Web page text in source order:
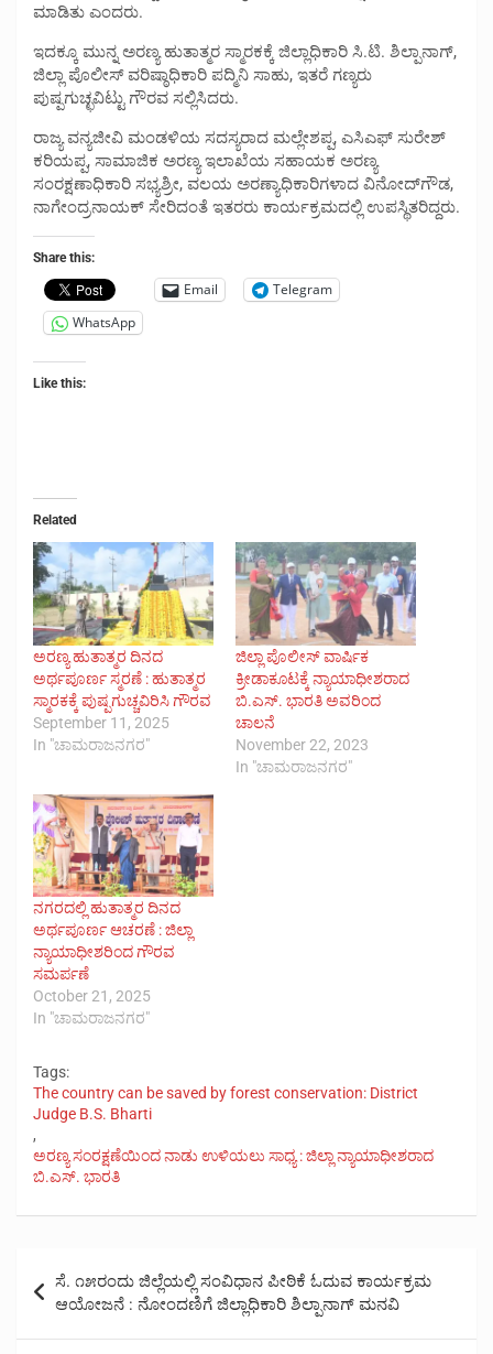
ಮಾಡಿತು ಎಂದರು.
ಇದಕ್ಕೂ ಮುನ್ನ ಅರಣ್ಯ ಹುತಾತ್ಮರ ಸ್ಮಾರಕಕ್ಕೆ ಜಿಲ್ಲಾಧಿಕಾರಿ ಸಿ.ಟಿ. ಶಿಲ್ಪಾನಾಗ್,
ಜಿಲ್ಲಾ ಪೊಲೀಸ್ ವರಿಷ್ಠಾಧಿಕಾರಿ ಪದ್ಮಿನಿ ಸಾಹು, ಇತರೆ ಗಣ್ಯರು
ಪುಷ್ಪಗುಚ್ಛವಿಟ್ಟು ಗೌರವ ಸಲ್ಲಿಸಿದರು.
ರಾಜ್ಯ ವನ್ಯಜೀವಿ ಮಂಡಳಿಯ ಸದಸ್ಯರಾದ ಮಲ್ಲೇಶಪ್ಪ, ಎಸಿಎಫ್ ಸುರೇಶ್
ಕರಿಯಪ್ಪ, ಸಾಮಾಜಿಕ ಅರಣ್ಯ ಇಲಾಖೆಯ ಸಹಾಯಕ ಅರಣ್ಯ
ಸಂರಕ್ಷಣಾಧಿಕಾರಿ ಸಭ್ಯಶ್ರೀ, ವಲಯ ಅರಣ್ಯಾಧಿಕಾರಿಗಳಾದ ವಿನೋದ್‌ಗೌಡ,
ನಾಗೇಂದ್ರನಾಯಕ್ ಸೇರಿದಂತೆ ಇತರರು ಕಾರ್ಯಕ್ರಮದಲ್ಲಿ ಉಪಸ್ಥಿತರಿದ್ದರು.
Share this:
Email
Telegram
WhatsApp
Like this:
Related
ಅರಣ್ಯ ಹುತಾತ್ಮರ ದಿನದ
ಅರ್ಥಪೂರ್ಣ ಸ್ಮರಣೆ : ಹುತಾತ್ಮರ
ಸ್ಮಾರಕಕ್ಕೆ ಪುಷ್ಪಗುಚ್ಚವಿರಿಸಿ ಗೌರವ
September 11, 2025
In "ಚಾಮರಾಜನಗರ"
ಜಿಲ್ಲಾ ಪೊಲೀಸ್ ವಾರ್ಷಿಕ
ಕ್ರೀಡಾಕೂಟಕ್ಕೆ ನ್ಯಾಯಾಧೀಶರಾದ
ಬಿ.ಎಸ್. ಭಾರತಿ ಅವರಿಂದ
ಚಾಲನೆ
November 22, 2023
In "ಚಾಮರಾಜನಗರ"
ನಗರದಲ್ಲಿ ಹುತಾತ್ಮರ ದಿನದ
ಅರ್ಥಪೂರ್ಣ ಆಚರಣೆ : ಜಿಲ್ಲಾ
ನ್ಯಾಯಾಧೀಶರಿಂದ ಗೌರವ
ಸಮರ್ಪಣೆ
October 21, 2025
In "ಚಾಮರಾಜನಗರ"
Tags:
The country can be saved by forest conservation: District
Judge B.S. Bharti
,
ಅರಣ್ಯ ಸಂರಕ್ಷಣೆಯಿಂದ ನಾಡು ಉಳಿಯಲು ಸಾಧ್ಯ : ಜಿಲ್ಲಾ ನ್ಯಾಯಾಧೀಶರಾದ
ಬಿ.ಎಸ್. ಭಾರತಿ
navigation
ಸೆ. ೧೫ರಂದು ಜಿಲ್ಲೆಯಲ್ಲಿ ಸಂವಿಧಾನ ಪೀಠಿಕೆ ಓದುವ ಕಾರ್ಯಕ್ರಮ
ಆಯೋಜನೆ : ನೋಂದಣಿಗೆ ಜಿಲ್ಲಾಧಿಕಾರಿ ಶಿಲ್ಪಾನಾಗ್ ಮನವಿ